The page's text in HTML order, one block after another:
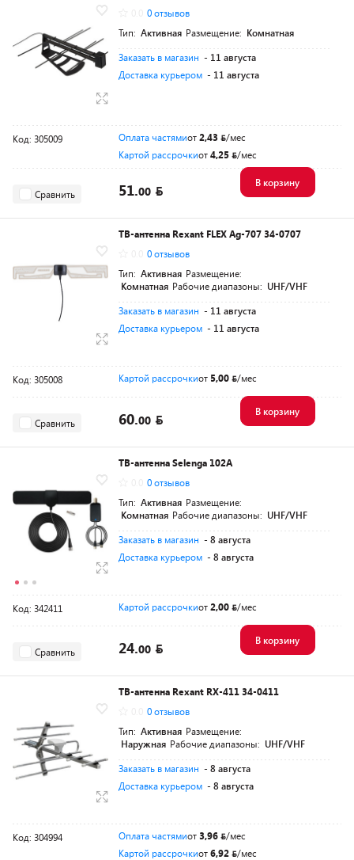
0 отзывов
Тип: Активная Размещение: Комнатная
Заказать в магазин - 11 августа
Доставка курьером - 11 августа
Код: 305009 Оплата частямиот2,43
/мес
Картой рассрочкиот4,25 /мес
Сравнить 51.00
В корзину
ТВ-антенна Rexant FLEX Ag-707 34-0707
0 отзывов
Тип: Активная Размещение:
Комнатная Рабочие диапазоны: UHF/VHF
Заказать в магазин - 11 августа
Доставка курьером - 11 августа
Код: 305008 Картой рассрочкиот 5,00 /мес
Сравнить 60.00
В корзину
ТВ-антенна Selenga 102A
0 отзывов
Тип: Активная Размещение:
Комнатная Рабочие диапазоны: UHF/VHF
Заказать в магазин - 8 августа
Доставка курьером - 8 августа
Код: 342411 Картой рассрочкиот2,00 /мес
Сравнить 24.00
В корзину
ТВ-антенна Rexant RX-411 34-0411
0 отзывов
Тип: Активная Размещение:
Наружная Рабочие диапазоны: UHF/VHF
Заказать в магазин - 8 августа
Доставка курьером - 8 августа
Код: 304994 Оплата частямиот3,96
/мес
Картой рассрочкиот6,92 /мес